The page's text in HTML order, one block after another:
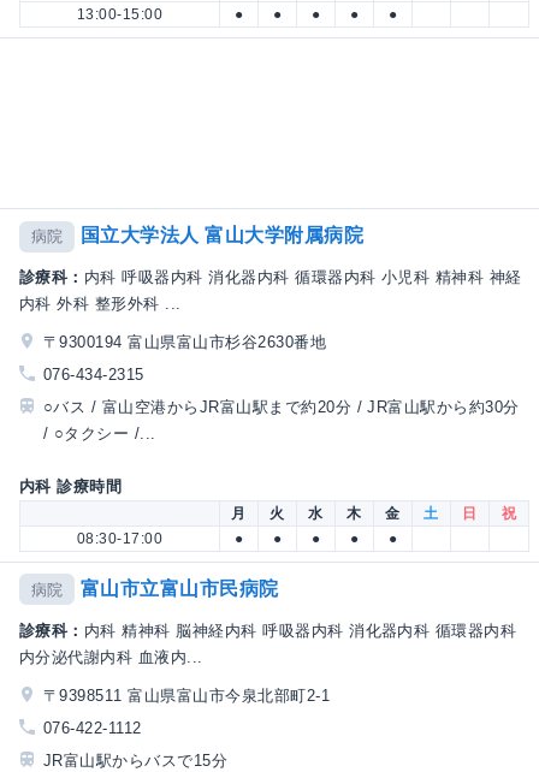
13:00-15:00
● ● ● ● ●
病院 国立大学法人 富山大学附属病院
診療科： 内科 呼吸器内科 消化器内科 循環器内科 小児科 精神科 神経
内科 外科 整形外科 ...
〒9300194 富山県富山市杉谷2630番地
076-434-2315
○バス / 富山空港からJR富山駅まで約20分 / JR富山駅から約30分
/ ○タクシー /...
内科 診療時間
月 火 水 木 金 土 日
祝
08:30-17:00
● ● ● ● ●
病院 富山市立富山市民病院
診療科： 内科 精神科 脳神経内科 呼吸器内科 消化器内科 循環器内科
内分泌代謝内科 血液内...
〒9398511 富山県富山市今泉北部町2-1
076-422-1112
JR富山駅からバスで15分